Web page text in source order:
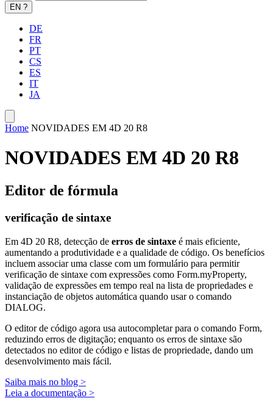
EN ?
DE
FR
PT
CS
ES
IT
JA
Home NOVIDADES EM 4D 20 R8
NOVIDADES EM 4D 20 R8
Editor de fórmula
verificação de sintaxe
Em 4D 20 R8, detecção de erros de sintaxe é mais eficiente,
aumentando a produtividade e a qualidade de código. Os benefícios
incluem associar uma classe com um formulário para permitir
verificação de sintaxe com expressões como Form.myProperty,
validação de expressões em tempo real na lista de propriedades e
instanciação de objetos automática quando usar o comando
DIALOG.
O editor de código agora usa autocompletar para o comando Form,
reduzindo erros de digitação; enquanto os erros de sintaxe são
detectados no editor de código e listas de propriedade, dando um
desenvolvimento mais fácil.
Saiba mais no blog >
Leia a documentação >